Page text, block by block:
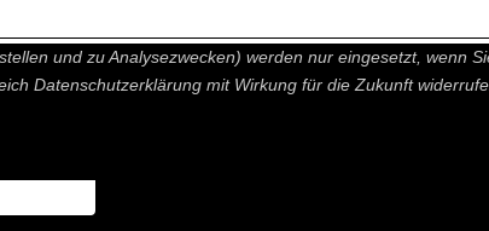
und Statistik Funktionen, die Ihnen ein besseres und
und zu Analysezwecken) werden nur eingesetzt, wenn
Datenschutzerklärung mit Wirkung für die Zukunft